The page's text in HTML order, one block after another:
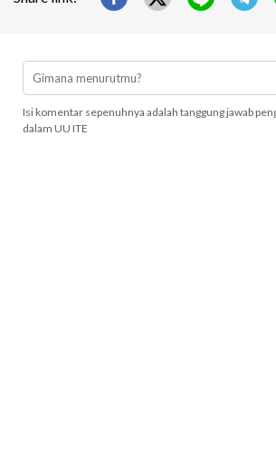
Isi komentar sepenuhnya adalah tanggung jawab
dalam UU ITE